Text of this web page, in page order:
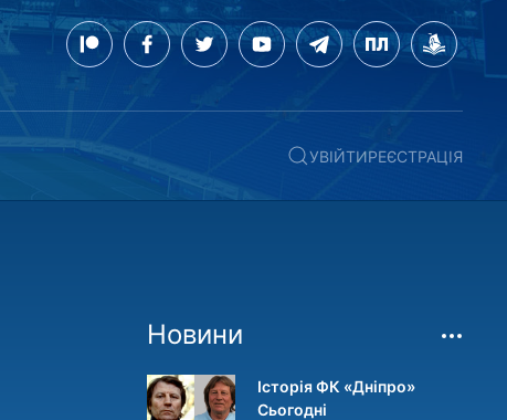
УВІЙТИРЕЄСТРАЦІЯ
Новини
Історія ФК «Дніпро»
Сьогодні